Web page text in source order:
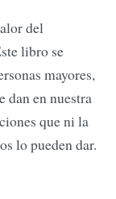
del
libro se
mayores,
dan en nuestra
que ni la
lo pueden dar.